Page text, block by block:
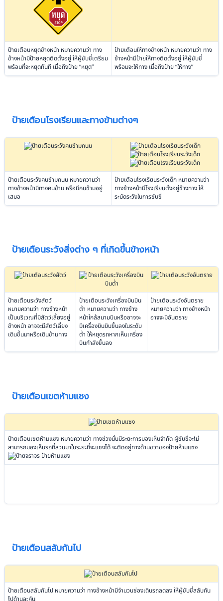
ป้ายเตือนหยุดข้างหน้า หมายความว่า ทาง
ข้างหน้ามีป้ายหยุดติดตั้งอยู่ ให้ผู้ขับขี่เตรียม
พร้อมที่จะหยุดทันที เมื่อถึงป้าย “หยุด”
ป้ายเตือนให้ทางข้างหน้า หมายความว่า ทาง
ข้างหน้ามีป้ายให้ทางติดตั้งอยู่ ให้ผู้ขับขี่
พร้อมจะให้ทาง เมื่อถึงป้าย “ให้ทาง”
ป้ายเตือนโรงเรียนและทางข้ามต่างๆ
ป้ายเตือนระวังคนข้ามถนน หมายความว่า
ทางข้างหน้ามีทางคนข้าม หรือมีคนข้ามอยู่
เสมอ
ป้ายเตือนโรงเรียนระวังเด็ก หมายความว่า
ทางข้างหน้ามีโรงเรียนตั้งอยู่ข้างทาง ให้
ระมัดระวังในการขับขี่
ป้ายเตือนระวังสิ่งต่าง ๆ ที่เกิดขึ้นข้างหน้า
ป้ายเตือนระวังสัตว์
หมายความว่า ทางข้างหน้า
เป็นบริเวณที่มีสัตว์เลี้ยงอยู่
ข้างหน้า อาจจะมีสัตว์เลี้ยง
เดินขึ้นมาหรือเดินข้ามทาง
ป้ายเตือนระวังเครื่องบินบิน
ต่ำ หมายความว่า ทางข้าง
หน้าใกล้สนามบินหรืออาจจะ
มีเครื่องบินบินขึ้นลงในระดับ
ต่ำ ให้หยุดรถหากเห็นเครื่อง
บินกำลังขึ้นลง
ป้ายเตือนระวังอันตราย
หมายความว่า ทางข้างหน้า
อาจจะมีอันตราย
ป้ายเตือนเขตห้ามแซง
ป้ายเตือนเขตห้ามแซง หมายความว่า ทางช่วงนั้นมีระยะการมองเห็นจำกัด ผู้ขับขี่จะไม่
สามารถมองเห็นรถที่สวนมาในระยะที่จะแซงได้ จะติดอยู่ทางด้านขวาของป้ายห้ามแซง
ป้ายเตือนสลับกันไป
ป้ายเตือนสลับกันไป หมายความว่า ทางข้างหน้ามีจำนวนช่องเดินรถลดลง ให้ผู้ขับขี่สลับกัน
ไปด้านละคัน